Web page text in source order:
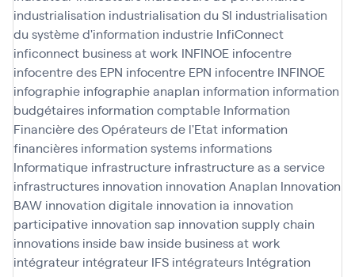
industrialisation industrialisation du SI industrialisation
du système d'information industrie InfiConnect
inficonnect business at work INFINOE infocentre
infocentre des EPN infocentre EPN infocentre INFINOE
infographie infographie anaplan information information
budgétaires information comptable Information
Financière des Opérateurs de l'Etat information
financières information systems informations
Informatique infrastructure infrastructure as a service
infrastructures innovation innovation Anaplan Innovation
BAW innovation digitale innovation ia innovation
participative innovation sap innovation supply chain
innovations inside baw inside business at work
intégrateur intégrateur IFS intégrateurs Intégration